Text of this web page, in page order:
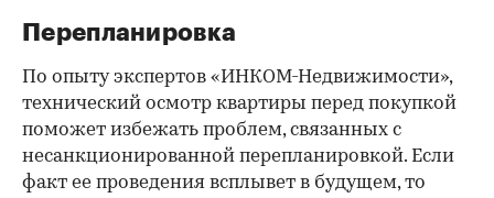
Перепланировка
По опыту экспертов «ИНКОМ-Недвижимости»,
технический осмотр квартиры перед покупкой
поможет избежать проблем, связанных с
несанкционированной перепланировкой. Если
факт ее проведения всплывет в будущем, то